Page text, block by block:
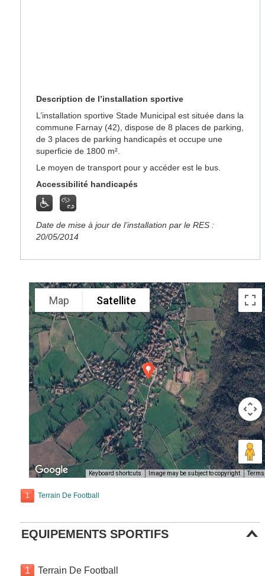
Description de l’installation sportive
L’installation sportive Stade Municipal est située dans la
commune Farnay (42), dispose de 8 places de parking,
de 3 places de parking handicapés et occupe une
superficie de 1800 m².
Le moyen de transport pour y accéder est le bus.
Accessibilité handicapés
Date de mise à jour de l’installation par le RES :
20/05/2014
Map Satellite
Keyboard shortcuts Image may be subject to copyright Terms
1 Terrain De Football
EQUIPEMENTS SPORTIFS
1 Terrain De Football